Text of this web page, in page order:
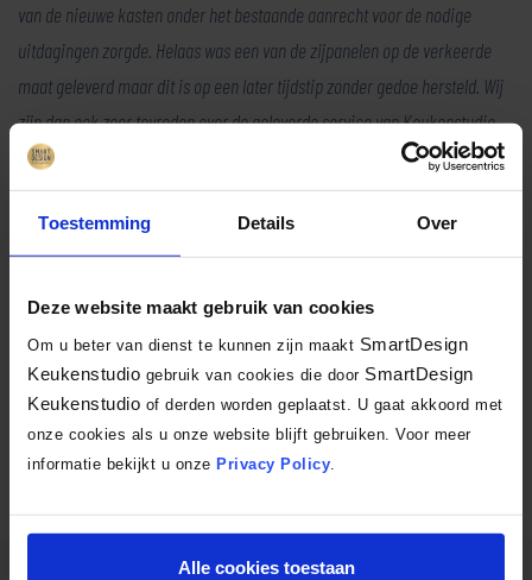
Toestemming Details Over
Deze website maakt gebruik van cookies
Om u beter van dienst te kunnen zijn maakt SmartDesign
Keukenstudio gebruik van cookies die door SmartDesign
Keukenstudio of derden worden geplaatst. U gaat akkoord met
onze cookies als u onze website blijft gebruiken. Voor meer
informatie bekijkt u onze Privacy Policy
Alle cookies toestaan
van de nieuwe kasten onder het bestaande aanrecht voor de nodige
uitdagingen zorgde. Helaas was een van de zijpanelen op de verkeerde
maat geleverd maar dit is op een later tijdstip zonder gedoe hersteld. Wij
zijn dan ook zeer tevreden over de geleverde service van Keukenstudio
Maassluis.
Fam. van der Veen
Delen: Facebook
X LinkedInEmail